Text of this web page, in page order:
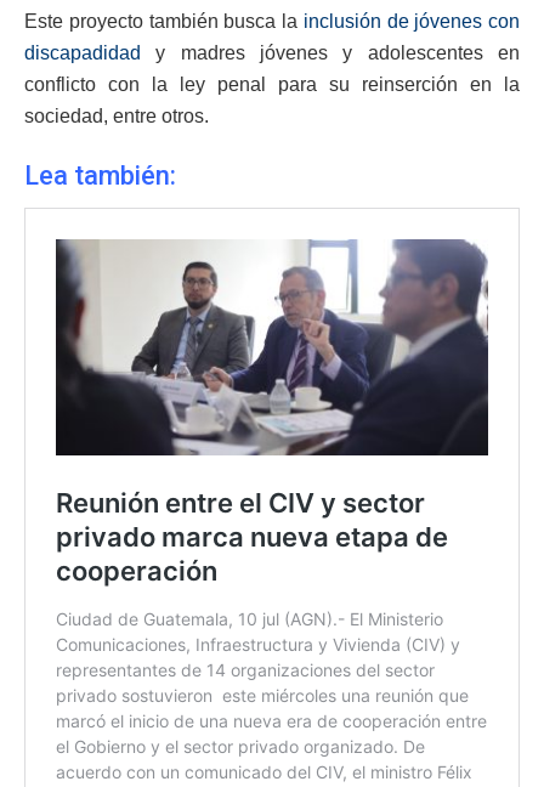
Este proyecto también busca la inclusión de jóvenes con
discapadidad
y madres jóvenes y adolescentes en
conflicto con la ley penal para su reinserción en la
sociedad, entre otros.
Lea también: